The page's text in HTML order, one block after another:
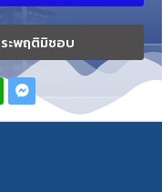
ะพฤติมิชอบ